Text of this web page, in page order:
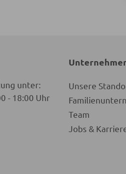
unter:
- 18:00 Uhr
Unsere
Team
Jobs &